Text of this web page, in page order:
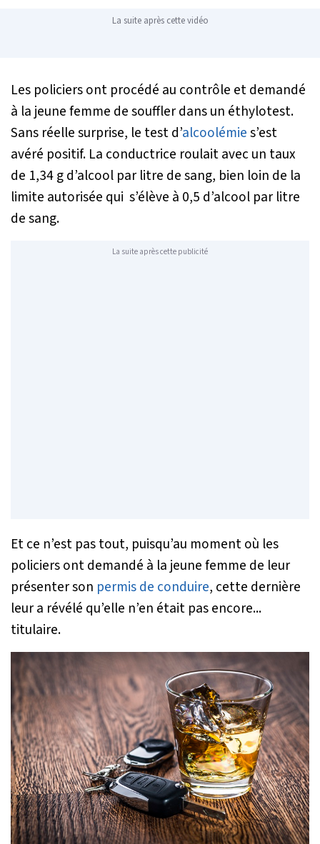
La suite après cette vidéo
Les policiers ont procédé au contrôle et demandé
à la jeune femme de souffler dans un éthylotest.
Sans réelle surprise, le test d’alcoolémies’est
avéré positif. La conductrice roulait avec un taux
de 1,34 g d’alcool par litre de sang, bien loin de la
limite autorisée qui s’élève à 0,5 d’alcool par litre
de sang.
La suite après cette publicité
Et ce n’est pas tout, puisqu’au moment où les
policiers ont demandé à la jeune femme de leur
présenter son permis de conduire, cette dernière
leur a révélé qu’elle n’en était pas encore...
titulaire.